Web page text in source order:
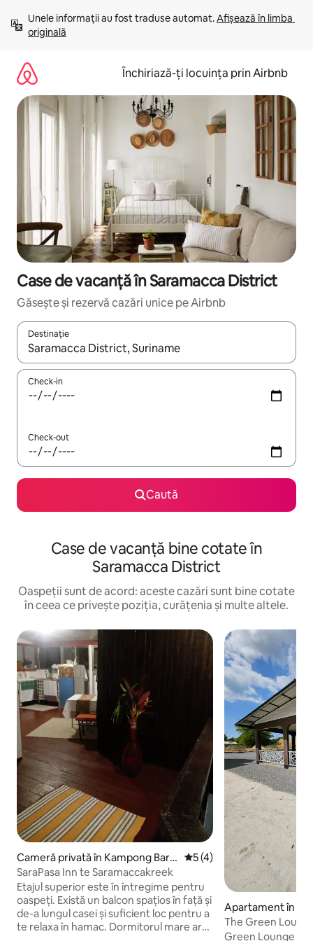
mergi
conținut
Unele informații au fost traduse automat. Afișează în limba
originală
Închiriază-ți locuința prin Airbnb
Case de vacanță în Saramacca District
Găsește și rezervă cazări unice pe Airbnb
Destinație
Când se încarcă rezultatele, navighează folosind tastele
Check-in
Check-out
Caută
Case de vacanță bine cotate în
Saramacca District
Oaspeții sunt de acord: aceste cazări sunt bine cotate
în ceea ce privește poziția, curățenia și multe altele.
Cameră privată în Kampong Baro
e
Scor mediu de 5 din 5, 4
5 (4)
SaraPasa Inn te Saramaccakreek
Etajul superior este în întregime pentru
oaspeți. Există un balcon spațios în față și
de-a lungul casei și suficient loc pentru a
te relaxa în hamac. Dormitorul mare are
Apartament în
The Green
Green Lounge